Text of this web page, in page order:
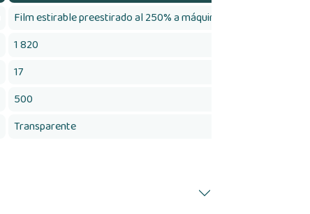
Film estirable preestirado al 250% a máquina
1 820
17
500
Transparente